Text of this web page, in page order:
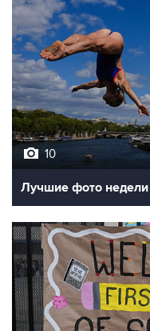
10
Лучшие фото недели